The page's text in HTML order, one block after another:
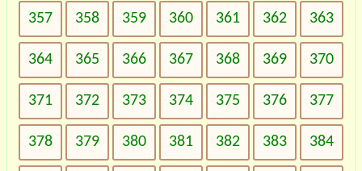
357 358 359 360 361 362 363
364 365 366 367 368 369 370
371 372 373 374 375 376 377
378 379 380 381 382 383 384